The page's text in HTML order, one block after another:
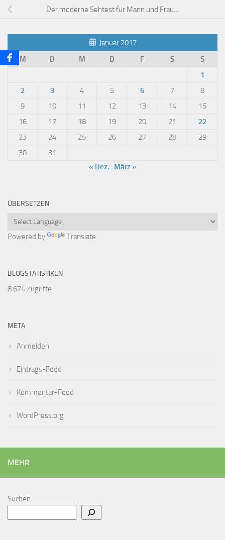
Der moderne Sehtest für Mann und Frau…
Januar 2017
M
D M D F S
S
1
2
3 4 5 6 7
8
9
10 11 12 13 14
15
16
17 18 19 20 21
22
23
24 25 26 27 28
29
30
31
« Dez.
März »
ÜBERSETZEN
Powered by Translate
BLOGSTATISTIKEN
8.674 Zugriffe
META
Anmelden
Eintrags-Feed
Kommentar-Feed
WordPress.org
MEHR
Suchen